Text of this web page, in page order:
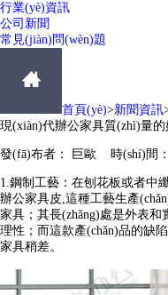
行業(yè)資訊
公司新聞
常見(jiàn)問(wèn)題
首頁(yè)>新聞資訊
現(xiàn)代辦公家具質(zhì)量的
發(fā)布者： 巨歐 時(shí)間：
1.鋼制工藝：在刨花板或者中
辦公家具皮,這種工藝生產
家具；其長(zhǎng)處是外
理性；而這款產(chǎn)品的
家具稍差。